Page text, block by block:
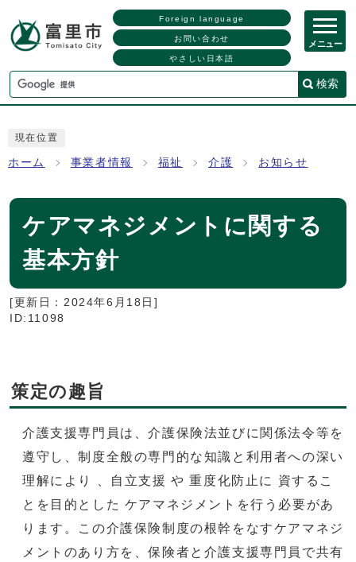
Foreign language
お問い合わせ
やさしい日本語
検索
メニュー
現在位置
ホーム 事業者情報 福祉 介護 お知らせ
ケアマネジメントに関する
基本方針
[更新日： 2024年6月18日 ]
ID:11098
策定の趣旨
介護支援専門員は、介護保険法並びに関係法令等を
遵守し、制度全般の専門的な知識と利用者への深い
理解により 、自立支援 や 重度化防止に 資するこ
とを目的とした ケアマネジメントを行う必要があ
ります。この介護保険制度の根幹をなすケアマネジ
メントのあり方を、保険者と介護支援専門員で共有